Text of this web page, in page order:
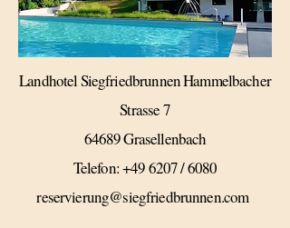
Landhotel Siegfriedbrunnen Hammelbacher
Strasse 7
64689 Grasellenbach
Telefon: +49 6207 / 6080
reservierung@siegfriedbrunnen.com